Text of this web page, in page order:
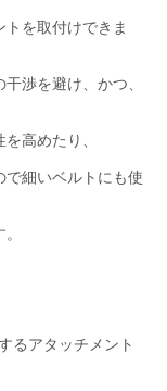
を取付けできま
渉を避け、かつ、
高めたり、
細いベルトにも使
るアタッチメント